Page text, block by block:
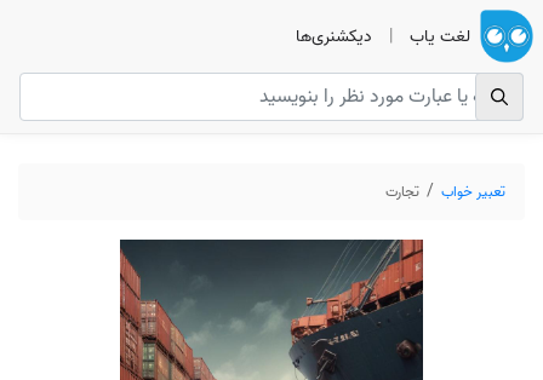
لغت یاب | دیکشنری‌ها
تعبیر خواب تجارت